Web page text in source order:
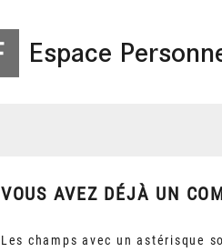
Espace
VOUS AVEZ DÉJÀ UN
Les champs avec un astérisque